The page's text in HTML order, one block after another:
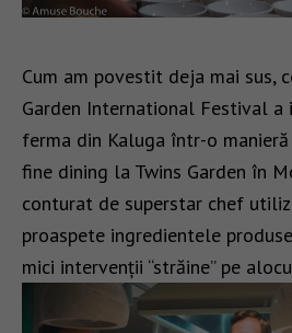
Cum am povestit deja mai sus,
Garden International Festival a
ferma din Kaluga într-o
fine dining la Twins Garden în
conturat de superstar chef
proaspete ingredientele
mici intervenții “străine” pe